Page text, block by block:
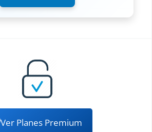
Ver Planes Premium